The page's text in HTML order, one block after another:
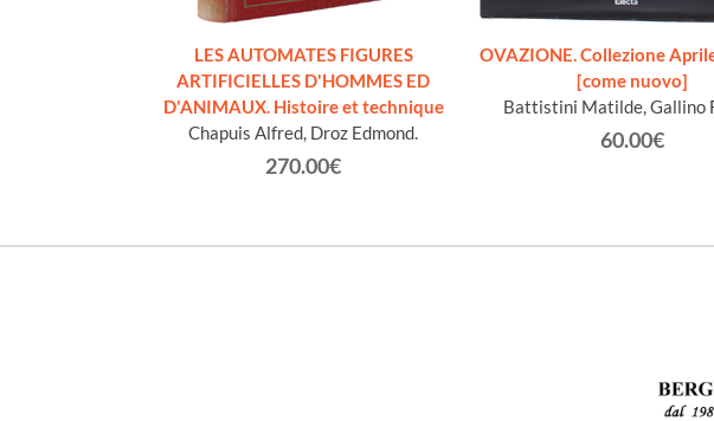
LES AUTOMATES FIGURES
ARTIFICIELLES D'HOMMES ED
D'ANIMAUX. Histoire et technique
Chapuis Alfred, Droz Edmond.
270.00€
OVAZIONE. Collezione
[come nuovo]
Battistini Matilde, Gallino
60.00€